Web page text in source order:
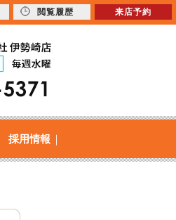
採用情報
閲覧履歴 来店予約